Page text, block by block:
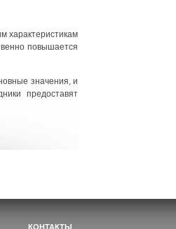
характеристикам
повышается
значения, и
предоставят
КОНТАКТЫ